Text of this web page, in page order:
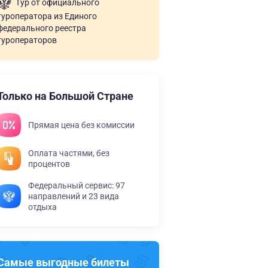
Тур от официального
из Единого
реестра
на Большой Стране
Прямая цена без комиссии
Оплата частями, без
процентов
Федеральный сервис: 97
направлений и 23 вида
отдыха
выгодные билеты